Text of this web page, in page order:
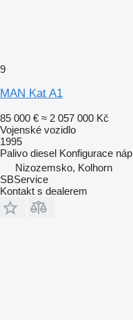
9
MAN Kat A1
85 000 € ≈ 2 057 000 Kč
Vojenské vozidlo
1995
Palivo diesel Konfigurace
Nizozemsko, Kolhorn
SBService
Kontakt s dealerem